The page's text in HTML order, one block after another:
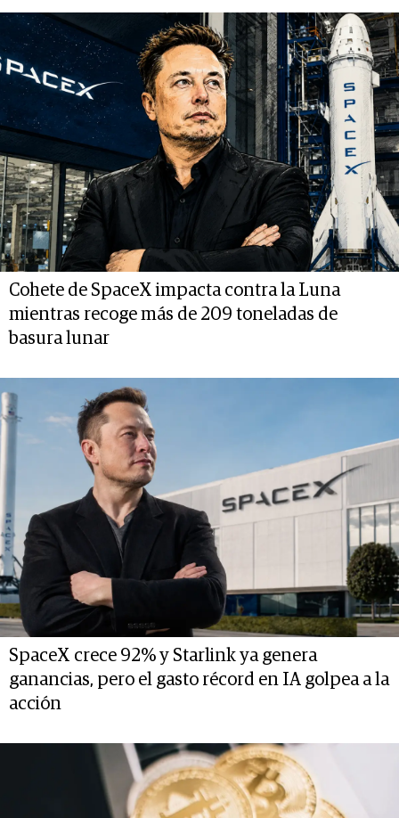
Cohete de SpaceX impacta contra la Luna
mientras recoge más de 209 toneladas de
basura lunar
SpaceX crece 92% y Starlink ya genera
ganancias, pero el gasto récord en IA golpea a la
acción